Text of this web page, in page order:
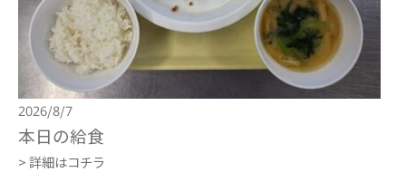
2026/8/7
本日の給食
> 詳細はコチラ